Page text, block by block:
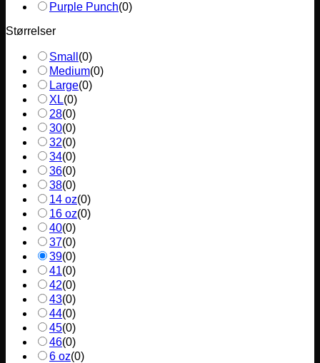
Purple Punch(0)
Størrelser
Small (0)
Medium(0)
Large(0)
XL(0)
28(0)
30(0)
32(0)
34(0)
36(0)
38(0)
14 oz(0)
16 oz(0)
40(0)
37(0)
39(0)
41(0)
42(0)
43(0)
44(0)
45(0)
46(0)
6 oz(0)